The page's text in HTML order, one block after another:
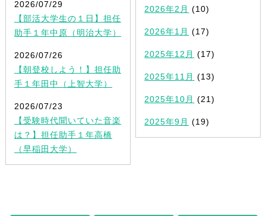
2026/07/29
【部活大学生の１日】担任
助手１年中原（明治大学）
2026/07/26
【朝登校しよう！】担任助
手１年田中（上智大学）
2026/07/23
【受験時代聞いていた音楽
は？】担任助手１年高橋
（早稲田大学）
2026年2月 (10)
2026年1月 (17)
2025年12月 (17)
2025年11月 (13)
2025年10月 (21)
2025年9月 (19)